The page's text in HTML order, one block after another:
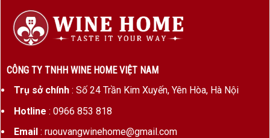
CÔNG TY TNHH WINE HOME VIỆT NAM
Trụ sở chính: Số 24 Trần Kim Xuyến, Yên Hòa, Hà Nội
Hotline : 0966 853 818
Email : ruouvangwinehome@gmail.com